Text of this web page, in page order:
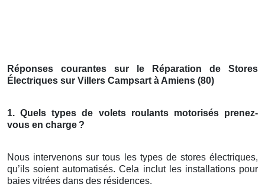
Réponses courantes sur le Réparation de Stores
Électriques sur Villers Campsart à Amiens (80)
1. Quels types de volets roulants motorisés prenez-
vous en charge ?
Nous intervenons sur tous les types de stores électriques,
qu’ils soient automatisés. Cela inclut les installations pour
baies vitrées dans des résidences.